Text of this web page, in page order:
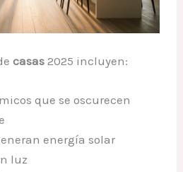
casas 2025 incluyen:
que se oscurecen
energía solar
luz